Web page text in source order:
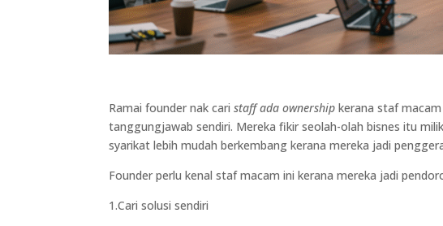
Ramai founder nak caristaff ada ownership kerana staf
tanggungjawab sendiri. Mereka fikir seolah-olah bisnes itu
syarikat lebih mudah berkembang kerana mereka jadi
Founder perlu kenal staf macam ini kerana mereka jadi
1.Cari solusi sendiri